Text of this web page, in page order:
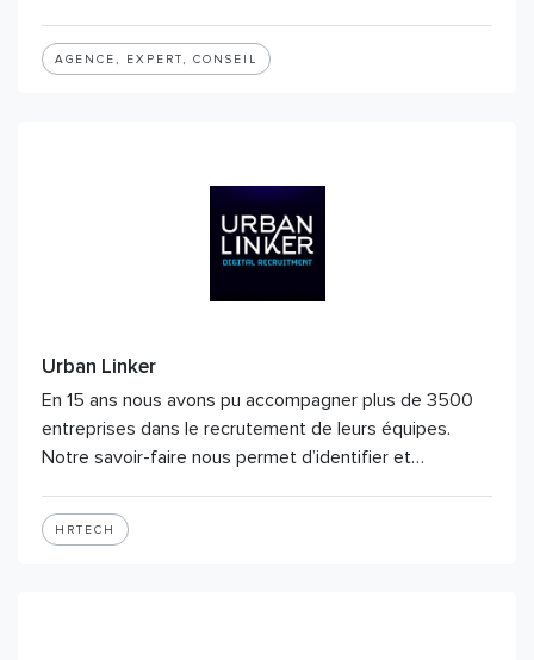
AGENCE, EXPERT, CONSEIL
Urban Linker
En 15 ans nous avons pu accompagner plus de 3500
entreprises dans le recrutement de leurs équipes.
Notre savoir-faire nous permet d’identifier et…
HRTECH